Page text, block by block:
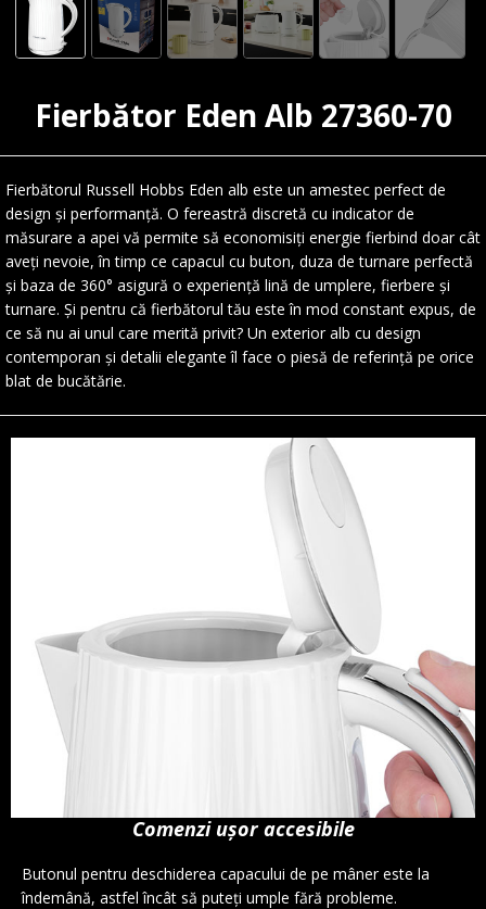
Fierbător Eden Alb 27360-70
Fierbătorul Russell Hobbs Eden alb este un amestec perfect de
design și performanță. O fereastră discretă cu indicator de
măsurare a apei vă permite să economisiți energie fierbind doar cât
aveți nevoie, în timp ce capacul cu buton, duza de turnare perfectă
și baza de 360° asigură o experiență lină de umplere, fierbere și
turnare. Și pentru că fierbătorul tău este în mod constant expus, de
ce să nu ai unul care merită privit? Un exterior alb cu design
contemporan și detalii elegante îl face o piesă de referință pe orice
blat de bucătărie.
Comenzi ușor accesibile
Butonul pentru deschiderea capacului de pe mâner este la
îndemână, astfel încât să puteți umple fără probleme.